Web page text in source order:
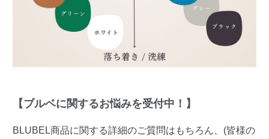
【ブルベに関するお悩みを受付中！】
BLUBEL商品に関する詳細のご質問はもちろん、(皆様の